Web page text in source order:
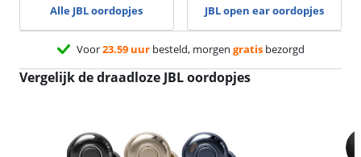
Alle JBL oordopjes JBL open ear oordopjes
Voor23.59 uurbesteld, morgen gratisbezorgd
Vergelijk de draadloze JBL oordopjes